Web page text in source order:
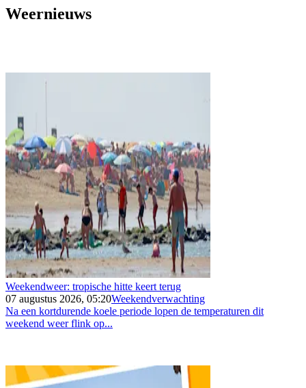
Weernieuws
Weekendweer: tropische hitte keert terug
07 augustus 2026, 05:20Weekendverwachting
Na een kortdurende koele periode lopen de temperaturen dit
weekend weer flink op...